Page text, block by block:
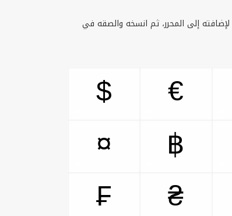
إلى المحرر، ثم انسخه والصقه في
$ €
¤
฿
₣
₴